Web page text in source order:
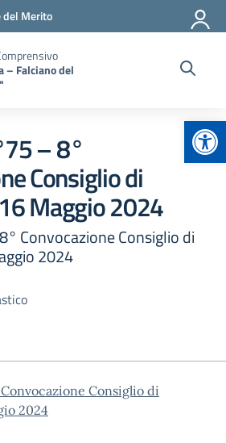
Merito
– Falciano del
– 8°
Consiglio di
Maggio 2024
Convocazione Consiglio di
2024
Consiglio di
2024